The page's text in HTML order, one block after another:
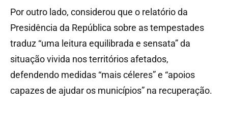
Por outro lado, considerou que o relatório da
Presidência da República sobre as tempestades
traduz “uma leitura equilibrada e sensata” da
situação vivida nos territórios afetados,
defendendo medidas “mais céleres” e “apoios
capazes de ajudar os municípios” na recuperação.